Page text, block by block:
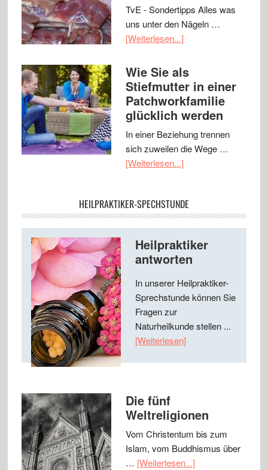
TvE - Sondertipps Alles was
uns unter den Nägeln …
[Weiterlesen...]
Wie Sie als
Stiefmutter in einer
Patchworkfamilie
glücklich werden
In einer Beziehung trennen
sich zuweilen die Wege …
[Weiterlesen...]
HEILPRAKTIKER-SPECHSTUNDE
Heilpraktiker
antworten
In unserer Heilpraktiker-
Sprechstunde können Sie
Fragen zur
Naturheilkunde stellen ...
[Weiterlesen]
Die fünf
Weltreligionen
Vom Christentum bis zum
Islam, vom Buddhismus über
… [Weiterlesen...]